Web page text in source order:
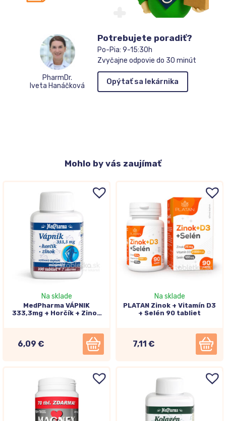
PharmDr.
Iveta Hanáčková
Potrebujete poradiť?
Po-Pia: 9-15:30h
Zvyčajne odpovie do 30 minút
Opýtať sa lekárnika
Mohlo by vás zaujímať
Na sklade
MedPharma VÁPNIK
333,3mg + Horčík + Zinok
6,09 €
Na sklade
PLATAN Zinok + Vitamín D3
+ Selén 90 tabliet
7,11 €